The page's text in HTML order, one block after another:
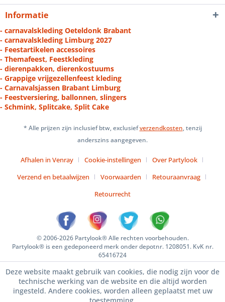
Informatie
- carnavalskleding Oeteldonk Brabant
- carnavalskleding Limburg 2027
- Feestartikelen accessoires
- Themafeest, Feestkleding
- dierenpakken, dierenkostuums
- Grappige vrijgezellenfeest kleding
- Carnavalsjassen Brabant Limburg
- Feestversiering, ballonnen, slingers
- Schmink, Splitcake, Split Cake
* Alle prijzen zijn inclusief btw, exclusiefverzendkosten, tenzij
anderszins aangegeven.
Afhalen in Venray Cookie-instellingen
Over Partylook
Verzend en betaalwijzen
Voorwaarden
Retouraanvraag
Retourrecht
© 2006-2026 Partylook® Alle rechten voorbehouden.
Partylook® is een gedeponeerd merk onder depotnr. 1208051. KvK nr.
65416724
Deze website maakt gebruik van cookies, die nodig zijn voor de
technische werking van de website en die altijd worden
ingesteld. Andere cookies, worden alleen geplaatst met uw